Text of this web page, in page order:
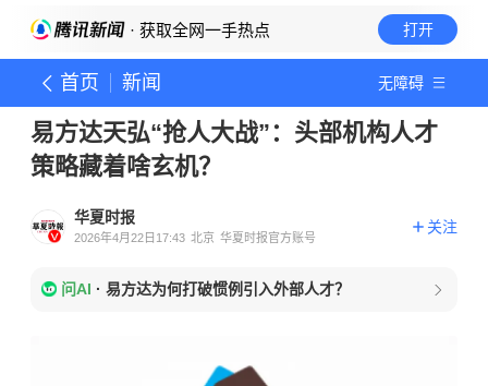
· 获取全网一手热点 打开
首页 新闻 无障碍
易方达天弘“抢人大战”：头部机构人才
策略藏着啥玄机？
华夏时报
2026年4月22日17:43 北京 华夏时报官方账号
关注
问AI · 易方达为何打破惯例引入外部人才？